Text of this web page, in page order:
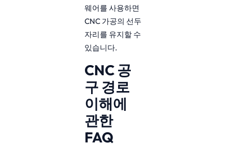
웨어를 사용하면
CNC 가공의 선두
자리를 유지할 수
있습니다.
CNC 공
구 경로
이해에
관한
FAQ